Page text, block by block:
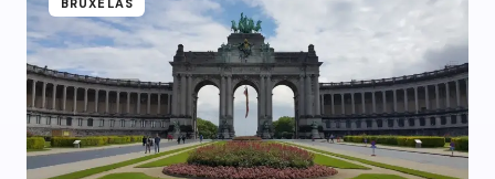
BRUXELAS